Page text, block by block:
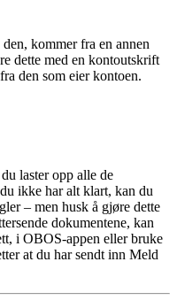
kommer fra en annen
dette med en kontoutskrift
den som eier kontoen.
laster opp alle de
ikke har alt klart, kan du
– men husk å gjøre dette
dokumentene, kan
i OBOS-appen eller bruke
at du har sendt inn Meld